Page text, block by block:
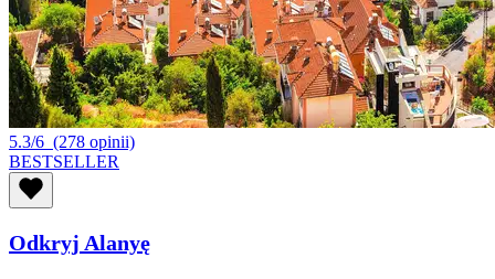
5.3/6 (278 opinii)
BESTSELLER
Odkryj Alanyę